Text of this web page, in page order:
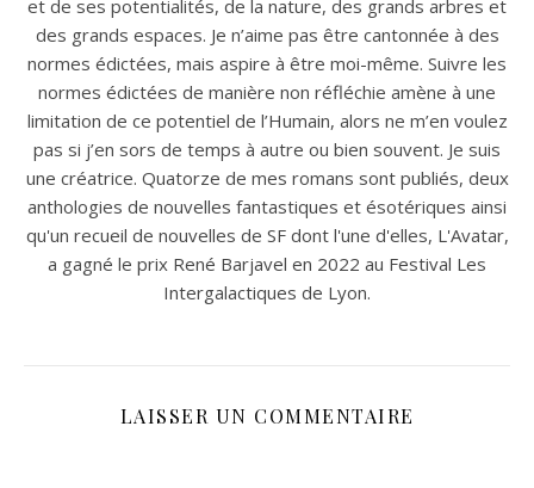
et de ses potentialités, de la nature, des grands arbres et
des grands espaces. Je n’aime pas être cantonnée à des
normes édictées, mais aspire à être moi-même. Suivre les
normes édictées de manière non réfléchie amène à une
limitation de ce potentiel de l’Humain, alors ne m’en voulez
pas si j’en sors de temps à autre ou bien souvent. Je suis
une créatrice. Quatorze de mes romans sont publiés, deux
anthologies de nouvelles fantastiques et ésotériques ainsi
qu'un recueil de nouvelles de SF dont l'une d'elles, L'Avatar,
a gagné le prix René Barjavel en 2022 au Festival Les
Intergalactiques de Lyon.
LAISSER UN COMMENTAIRE